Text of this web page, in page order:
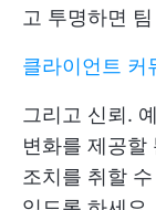
고 투명하면
클라이언트 커
그리고 신뢰.
변화를 제공할
조치를 취할